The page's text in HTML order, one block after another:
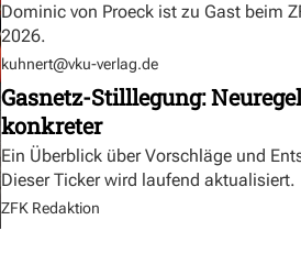
Dominic von Proeck ist zu Gast beim
2026.
kuhnert@vku-verlag.de
Gasnetz-Stilllegung:
konkreter
Ein Überblick über Vorschläge und
Dieser Ticker wird laufend aktualisiert.
ZFK Redaktion